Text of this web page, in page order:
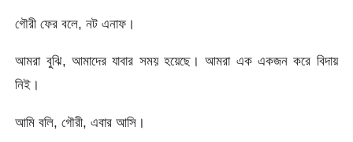
গৌরী ফের বলে, নট এনাফ।
আমরা বুঝি, আমাদের যাবার সময় হয়েছে। আমরা এক একজন করে বিদায়
নিই।
আমি বলি, গৌরী, এবার আসি।